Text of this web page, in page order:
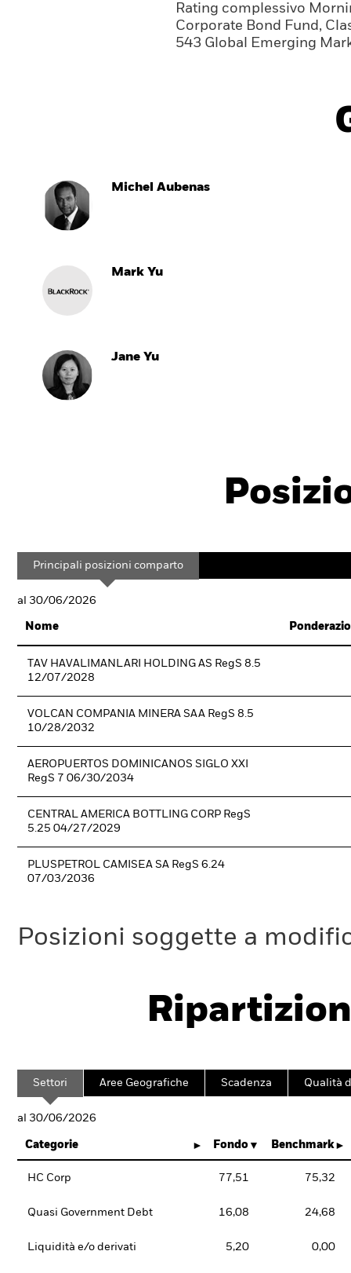
Rating complessivo
Corporate Bond Fund,
543 Global Emerging
Michel Aubenas
Mark Yu
Jane Yu
Principali posizioni comparto
al 30/06/2026
Nome
TAV HAVALIMANLARI HOLDING AS RegS 8.5
12/07/2028
VOLCAN COMPANIA MINERA SAA RegS 8.5
10/28/2032
AEROPUERTOS DOMINICANOS SIGLO XXI
RegS 7 06/30/2034
CENTRAL AMERICA BOTTLING CORP RegS
5.25 04/27/2029
PLUSPETROL CAMISEA SA RegS 6.24
07/03/2036
Posizioni soggette a
Settori Aree Geografiche Scadenza Qualità
al 30/06/2026
Categorie Fondo Benchmark
HC Corp 77,51 75,32
Quasi Government Debt 16,08 24,68
Liquidità e/o derivati 5,20 0,00